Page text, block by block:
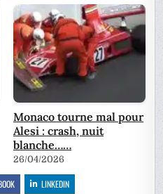
Monaco tourne mal pour
Alesi : crash, nuit
blanche……
26/04/2026
LINKEDIN